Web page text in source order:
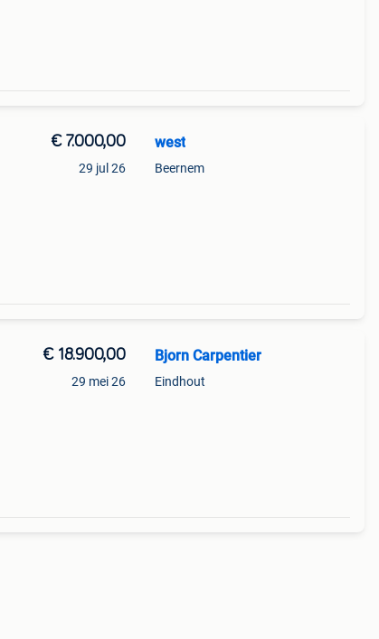
€ 7.000,00
29 jul 26
west
Beernem
€ 18.900,00
29 mei 26
Bjorn Carpentier
Eindhout